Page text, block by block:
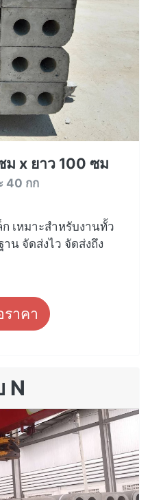
ม x ยาว 100 ซม
40 กก
เหมาะสำหรับงานทั้ว
น จัดส่งไว จัดส่งถึง
าคา
N